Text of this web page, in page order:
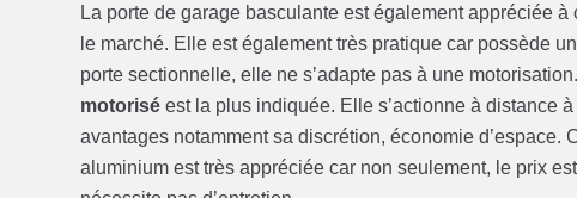
La porte de garage basculante est également appréciée
le marché. Elle est également très pratique car possède
porte sectionnelle, elle ne s’adapte pas à une
motorisé est la plus indiquée. Elle s’actionne à distance
avantages notamment sa discrétion, économie
aluminium est très appréciée car non seulement, le prix